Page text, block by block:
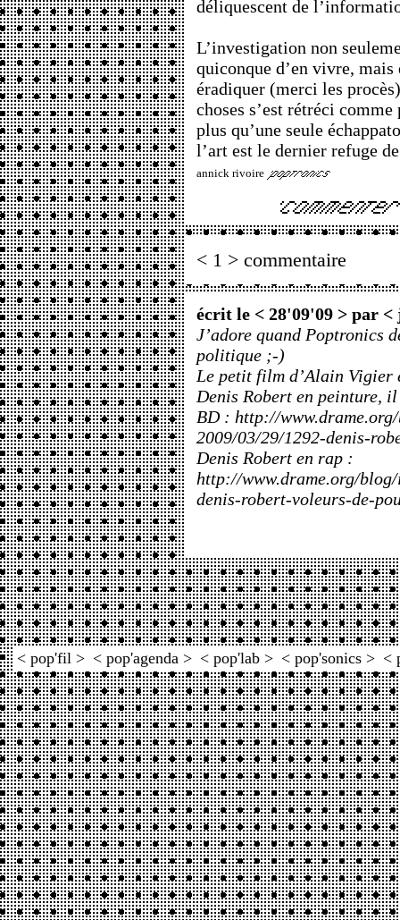
déliquescent de
L’investigation non
quiconque d’en vivre,
éradiquer (merci les
choses s’est rétréci
plus qu’une seule
l’art est le dernier refuge
annick rivoire
< 1 > commentaire
écrit le < 28'09'09 > par <
J’adore quand Poptronics
politique ;-)
Le petit film d’Alain Vigier
Denis Robert en peinture,
BD : http://
2009/03/29/1292-denis-
Denis Robert en rap :
http://www.drame.org/
denis-robert-voleurs-de-
< pop'fil > < pop'agenda > < pop'lab > < pop'sonics > <